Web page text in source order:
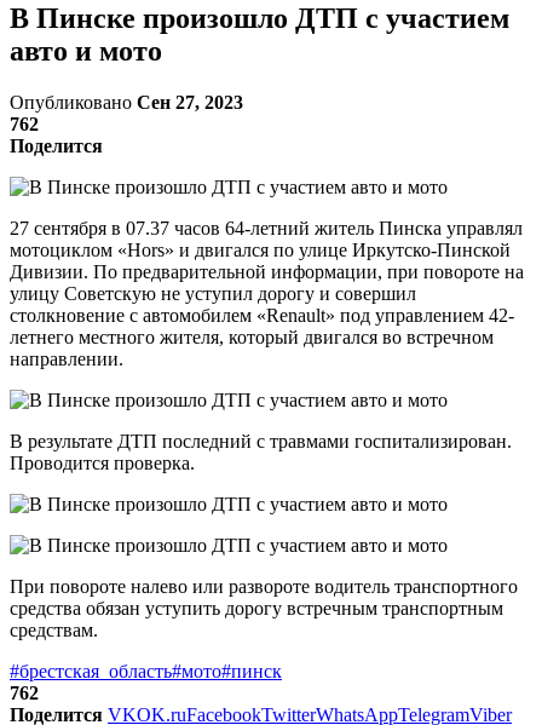
В Пинске произошло ДТП с участием
авто и мото
Опубликовано Сен 27, 2023
762
Поделится
27 сентября в 07.37 часов 64-летний житель Пинска управлял
мотоциклом «Hors» и двигался по улице Иркутско-Пинской
Дивизии. По предварительной информации, при повороте на
улицу Советскую не уступил дорогу и совершил
столкновение с автомобилем «Renault» под управлением 42-
летнего местного жителя, который двигался во встречном
направлении.
В результате ДТП последний с травмами госпитализирован.
Проводится проверка.
При повороте налево или развороте водитель транспортного
средства обязан уступить дорогу встречным транспортным
средствам.
#брестская_область#мото#пинск
762
Поделится VKOK.ruFacebookTwitterWhatsAppTelegramViber